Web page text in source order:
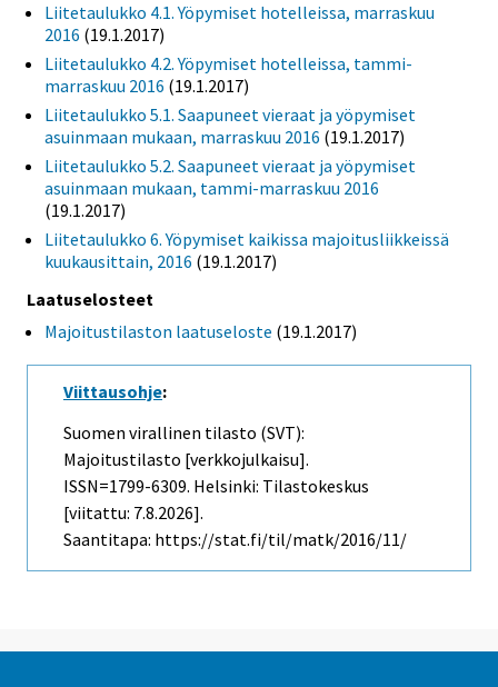
Liitetaulukko 4.1. Yöpymiset hotelleissa, marraskuu
2016 (19.1.2017)
Liitetaulukko 4.2. Yöpymiset hotelleissa, tammi-
marraskuu 2016 (19.1.2017)
Liitetaulukko 5.1. Saapuneet vieraat ja yöpymiset
asuinmaan mukaan, marraskuu 2016 (19.1.2017)
Liitetaulukko 5.2. Saapuneet vieraat ja yöpymiset
asuinmaan mukaan, tammi-marraskuu 2016
(19.1.2017)
Liitetaulukko 6. Yöpymiset kaikissa majoitusliikkeissä
kuukausittain, 2016 (19.1.2017)
Laatuselosteet
Majoitustilaston laatuseloste (19.1.2017)
Viittausohje:
Suomen virallinen tilasto (SVT):
Majoitustilasto [verkkojulkaisu].
ISSN=1799-6309. Helsinki: Tilastokeskus
[viitattu: 7.8.2026].
Saantitapa: https://stat.fi/til/matk/2016/11/